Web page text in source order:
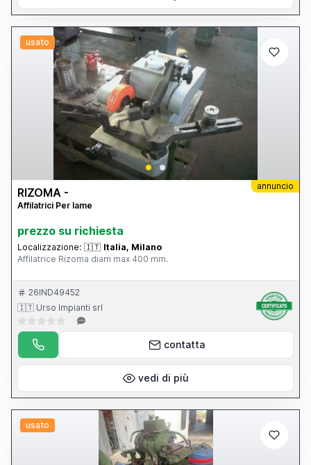
usato
annuncio
RIZOMA -
Affilatrici Per lame
prezzo su richiesta
Localizzazione: 🇮🇹 Italia, Milano
Affilatrice Rizoma diam max 400 mm.
26IND49452
🇮🇹 Urso Impianti srl
contatta
vedi di più
usato